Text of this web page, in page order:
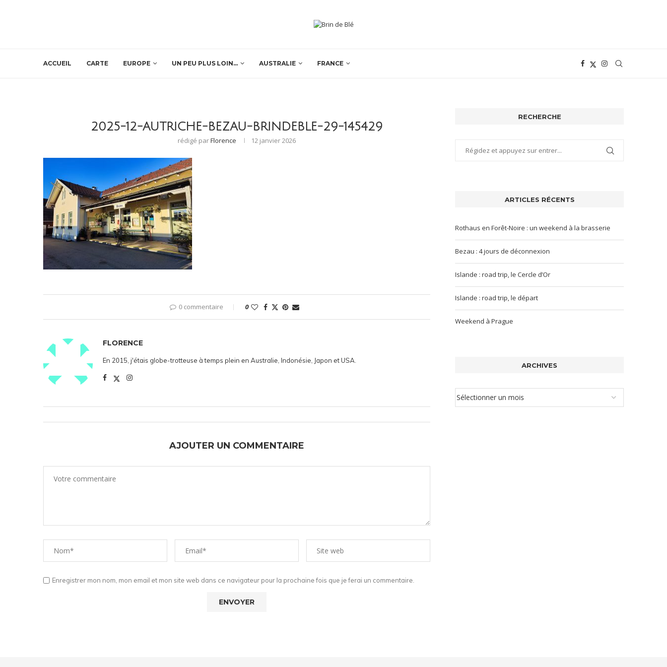
ACCUEIL CARTE EUROPE UN PEU PLUS LOIN… AUSTRALIE FRANCE
2025-12-AUTRICHE-BEZAU-BRINDEBLE-29-145429
rédigé parFlorence 12 janvier 2026
0 commentaire 0
FLORENCE
En 2015, j'étais globe-trotteuse à temps plein en Australie, Indonésie, Japon et USA.
AJOUTER UN COMMENTAIRE
Enregistrer mon nom, mon email et mon site web dans ce navigateur pour la prochaine fois que je ferai un commentaire.
RECHERCHE
ARTICLES RÉCENTS
Rothaus en Forêt-Noire : un weekend à la brasserie
Bezau : 4 jours de déconnexion
Islande : road trip, le Cercle d’Or
Islande : road trip, le départ
Weekend à Prague
ARCHIVES